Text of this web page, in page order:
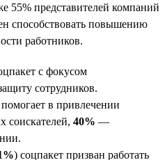
55% представителей компаний
способствовать повышению
работников.
с фокусом
сотрудников.
в привлечении
соискателей, 40% —
) соцпакет призван работать